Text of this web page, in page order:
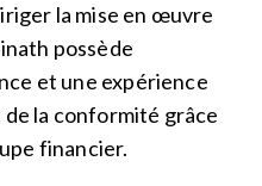
la mise en œuvre
possède
et une expérience
la conformité grâce
financier.